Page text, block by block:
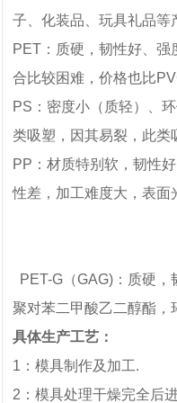
子、化装品、玩具礼品等
PET：质硬，韧性好、
合比较困难，价格也比
PS：密度小（质轻）、
类吸塑，因其易裂，此类
PP：材质特别软，韧性
性差，加工难度大，表面
PET-G（GAG)：质硬
聚对苯二甲酸乙二醇酯，
具体生产工艺：
1：模具制作及加工.
2：模具处理干燥完全后